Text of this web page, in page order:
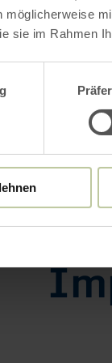
möglicherweise
sie im Rahmen
bis an den
Man hält
rechts